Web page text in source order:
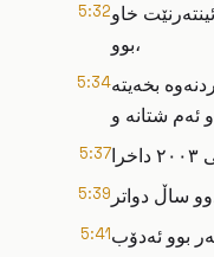
5:32خاو
بوو،
5:34بخەیتە
ئەم شتانە و
5:37
5:39
5:41بوو ئەدۆب